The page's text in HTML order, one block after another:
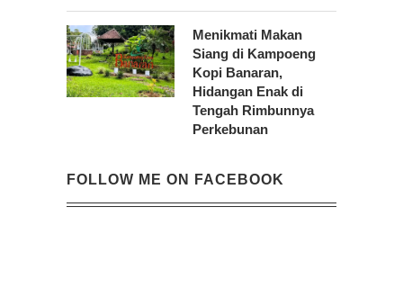
Menikmati Makan
Siang di Kampoeng
Kopi Banaran,
Hidangan Enak di
Tengah Rimbunnya
Perkebunan
FOLLOW ME ON FACEBOOK